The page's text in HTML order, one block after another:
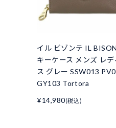
イル ビゾンテ IL
キーケース メンズ レデ
ス グレー SSW013
GY103 Tortora
¥14,980(税込)